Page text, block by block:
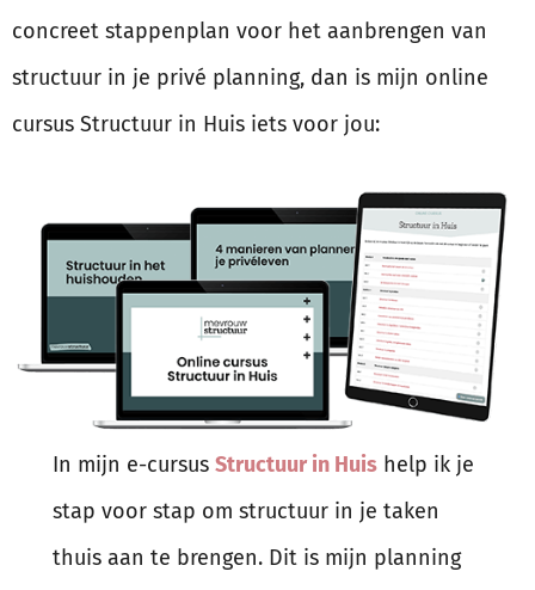
concreet stappenplan voor het aanbrengen van
structuur in je privé planning, dan is mijn online
cursus Structuur in Huis iets voor jou:
In mijn e-cursusStructuur in Huis help ik je
stap voor stap om structuur in je taken
thuis aan te brengen. Dit is mijn planning